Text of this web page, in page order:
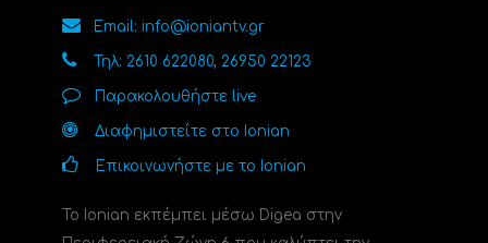
Email: info@ioniantv.gr
Τηλ: 2610 622080, 26950 22123
Παρακολουθήστε live
Διαφημιστείτε στο Ionian
Επικοινωνήστε με το Ionian
Το Ionian εκπέμπει μέσω Digea στην